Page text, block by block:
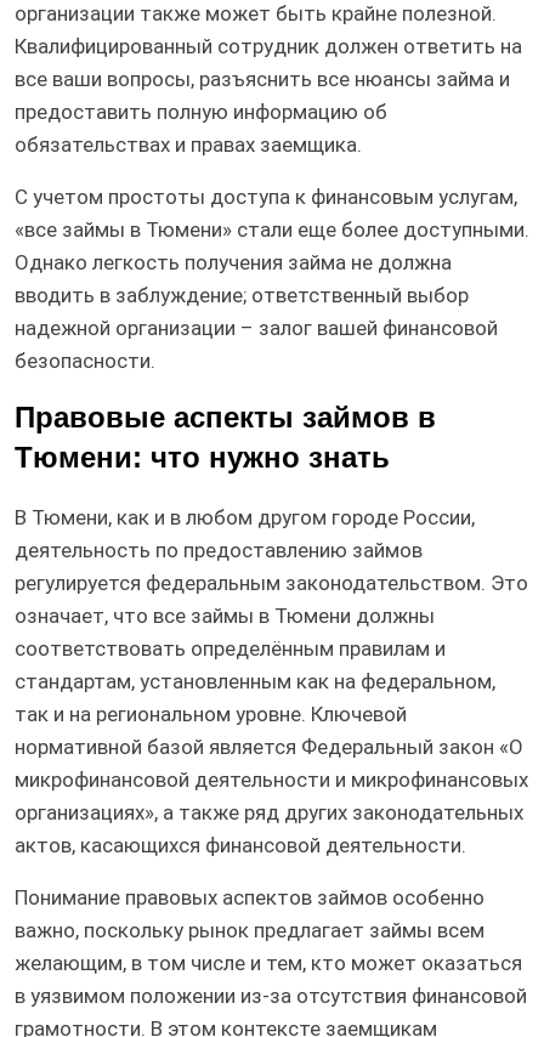
организации также может быть крайне полезной.
Квалифицированный сотрудник должен ответить на
все ваши вопросы, разъяснить все нюансы займа и
предоставить полную информацию об
обязательствах и правах заемщика.
С учетом простоты доступа к финансовым услугам,
«все займы в Тюмени» стали еще более доступными.
Однако легкость получения займа не должна
вводить в заблуждение; ответственный выбор
надежной организации – залог вашей финансовой
безопасности.
Правовые аспекты займов в
Тюмени: что нужно знать
В Тюмени, как и в любом другом городе России,
деятельность по предоставлению займов
регулируется федеральным законодательством. Это
означает, что все займы в Тюмени должны
соответствовать определённым правилам и
стандартам, установленным как на федеральном,
так и на региональном уровне. Ключевой
нормативной базой является Федеральный закон «О
микрофинансовой деятельности и микрофинансовых
организациях», а также ряд других законодательных
актов, касающихся финансовой деятельности.
Понимание правовых аспектов займов особенно
важно, поскольку рынок предлагает займы всем
желающим, в том числе и тем, кто может оказаться
в уязвимом положении из-за отсутствия финансовой
грамотности. В этом контексте заемщикам